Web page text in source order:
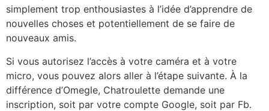
simplement trop enthousiastes à l’idée d’apprendre de
nouvelles choses et potentiellement de se faire de
nouveaux amis.
Si vous autorisez l’accès à votre caméra et à votre
micro, vous pouvez alors aller à l’étape suivante. À la
différence d’Omegle, Chatroulette demande une
inscription, soit par votre compte Google, soit par Fb.